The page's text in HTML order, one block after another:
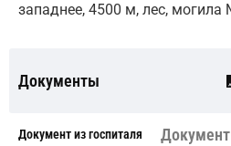
западнее, 4500 м, лес,
Документы
Документ из госпиталя Документ